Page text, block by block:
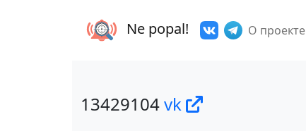
Ne popal! О проекте
13429104vk